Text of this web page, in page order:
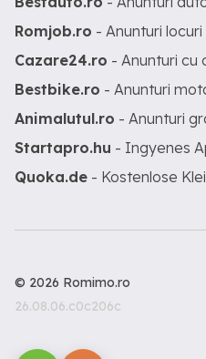
Romjob.ro - Anunturi
Cazare24.ro - Anunturi cu
Bestbike.ro - Anunturi
Animalutul.ro - Anunturi
Startapro.hu - Ingyenes
Quoka.de - Kostenlose
© 2026 Romimo.ro
26.08.06.c0c206c